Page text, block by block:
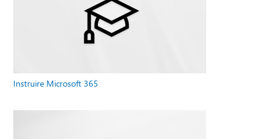
Instruire Microsoft 365